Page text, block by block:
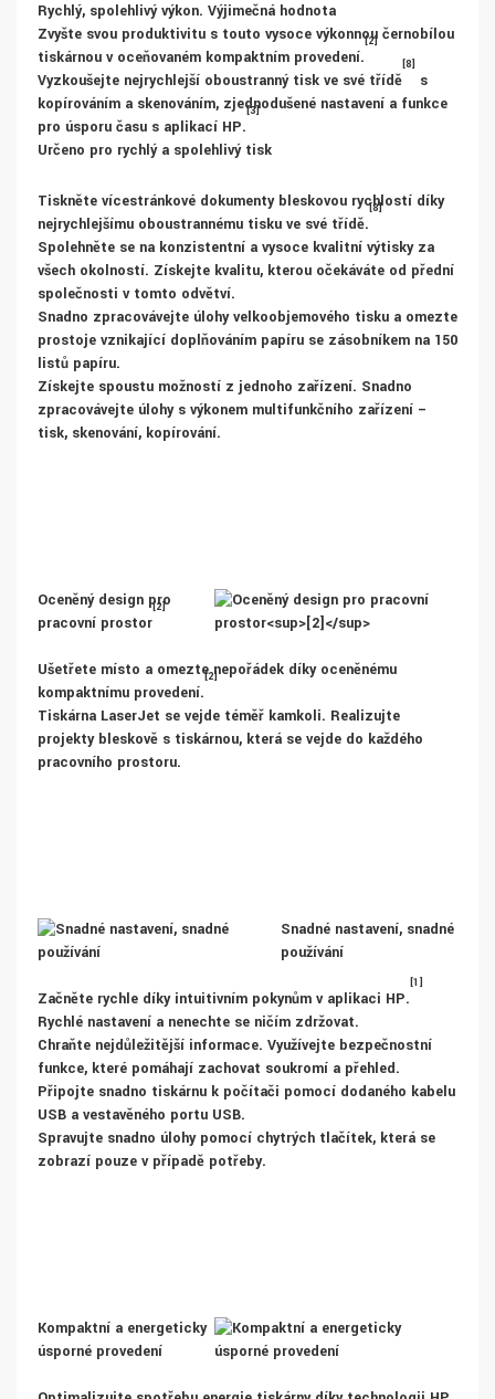
Rychlý, spolehlivý výkon. Výjimečná hodnota
Zvyšte svou produktivitu s touto vysoce výkonnou černobílou
tiskárnou v oceňovaném kompaktním provedení.
[2]
Vyzkoušejte nejrychlejší oboustranný tisk ve své třídě
[8]
s
kopírováním a skenováním, zjednodušené nastavení a funkce
pro úsporu času s aplikací HP.
[3]
Určeno pro rychlý a spolehlivý tisk
Tiskněte vícestránkové dokumenty bleskovou rychlostí díky
nejrychlejšímu oboustrannému tisku ve své třídě.
[8]
Spolehněte se na konzistentní a vysoce kvalitní výtisky za
všech okolností. Získejte kvalitu, kterou očekáváte od přední
společnosti v tomto odvětví.
Snadno zpracovávejte úlohy velkoobjemového tisku a omezte
prostoje vznikající doplňováním papíru se zásobníkem na 150
listů papíru.
Získejte spoustu možností z jednoho zařízení. Snadno
zpracovávejte úlohy s výkonem multifunkčního zařízení –
tisk, skenování, kopírování.
Oceněný design pro
pracovní prostor
[2]
Ušetřete místo a omezte nepořádek díky oceněnému
kompaktnímu provedení.
[2]
Tiskárna LaserJet se vejde téměř kamkoli. Realizujte
projekty bleskově s tiskárnou, která se vejde do každého
pracovního prostoru.
Snadné nastavení, snadné
používání
Začněte rychle díky intuitivním pokynům v aplikaci HP.
[1]
Rychlé nastavení a nenechte se ničím zdržovat.
Chraňte nejdůležitější informace. Využívejte bezpečnostní
funkce, které pomáhají zachovat soukromí a přehled.
Připojte snadno tiskárnu k počítači pomocí dodaného kabelu
USB a vestavěného portu USB.
Spravujte snadno úlohy pomocí chytrých tlačítek, která se
zobrazí pouze v případě potřeby.
Kompaktní a energeticky
úsporné provedení